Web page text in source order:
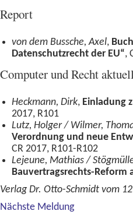
Report
von dem Bussche, Axel,
Datenschutzrecht der EU“,
Computer und Recht
Heckmann, Dirk, Einladung
2017, R101
Lutz, Holger / Wilmer,
Verordnung und neue
CR 2017, R101-R102
Lejeune, Mathias /
Bauvertragsrechts-Reform
Verlag Dr. Otto-Schmidt vom
Nächste Meldung